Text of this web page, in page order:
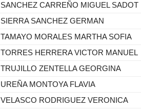
SANCHEZ CARREÑO MIGUEL SADOT
SIERRA SANCHEZ GERMAN
TAMAYO MORALES MARTHA SOFIA
TORRES HERRERA VICTOR MANUEL
TRUJILLO ZENTELLA GEORGINA
UREÑA MONTOYA FLAVIA
VELASCO RODRIGUEZ VERONICA